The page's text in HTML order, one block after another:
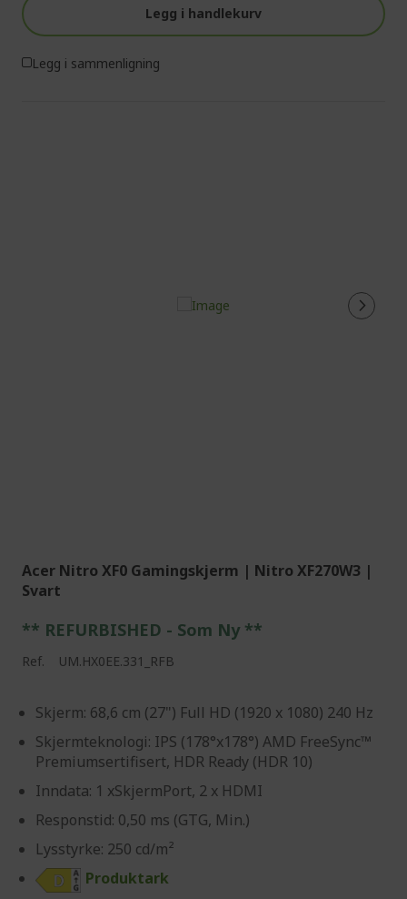
Legg i handlekurv
Legg i sammenligning
Acer Nitro XF0 Gamingskjerm | Nitro XF270W3 |
Svart
** REFURBISHED - Som Ny **
Ref. UM.HX0EE.331_RFB
Skjerm: 68,6 cm (27") Full HD (1920 x 1080) 240 Hz
Skjermteknologi: IPS (178°x178°) AMD FreeSync™
Premiumsertifisert, HDR Ready (HDR 10)
Inndata: 1 xSkjermPort, 2 x HDMI
Responstid: 0,50 ms (GTG, Min.)
Lysstyrke: 250 cd/m²
Produktark